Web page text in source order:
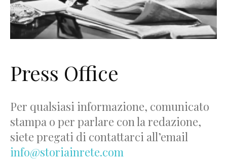
Press Office
Per qualsiasi informazione, comunicato
stampa o per parlare con la redazione,
siete pregati di contattarci all’email
info@storiainrete.com